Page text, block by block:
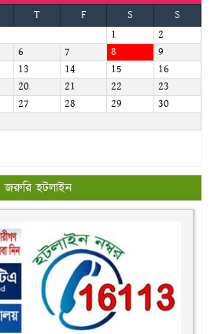
T F S
S
1
2
6 7 8
9
13 14 15
16
20 21 22
23
27 28 29
30
জরুরি হটলাইন